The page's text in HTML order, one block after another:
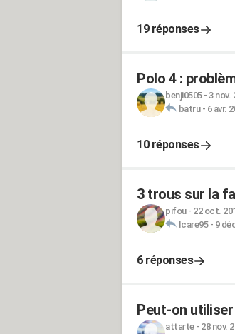
19 réponses
Polo 4 :
benji0505- 3 nov.
batru- 6 avr.
10 réponses
3 trous sur la
pifou- 22 oct.
Icare95- 9
6 réponses
Peut-on
attarte- 28 nov.